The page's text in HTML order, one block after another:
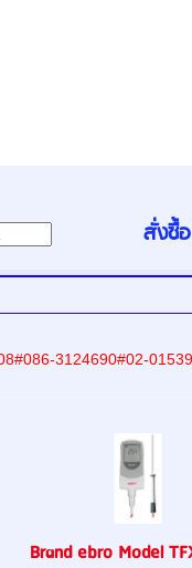
3124690#02-
Brand ebro Model